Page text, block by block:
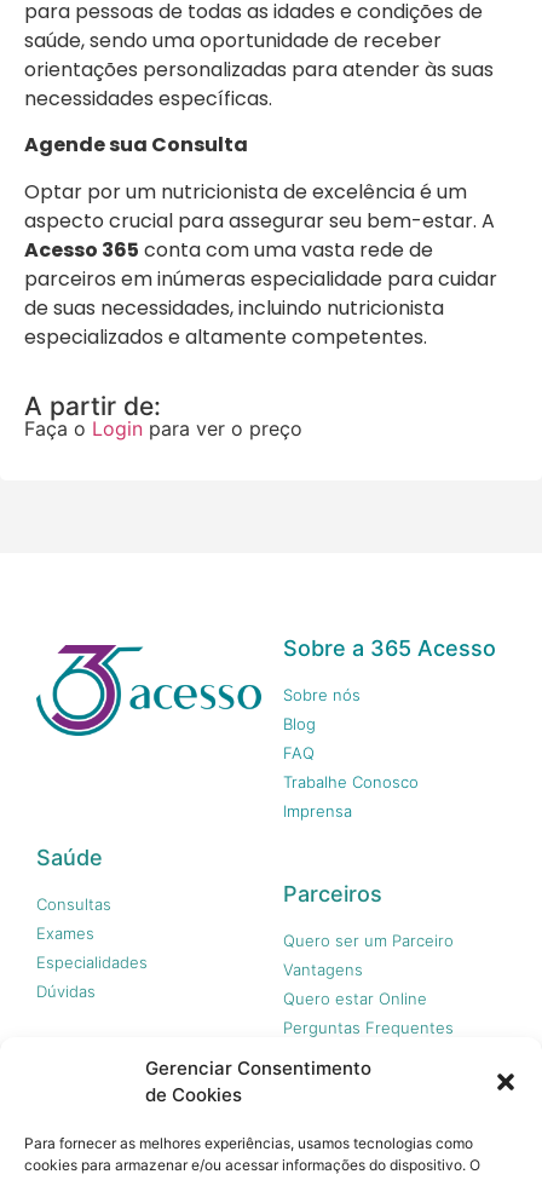
Gerenciar Consentimento
de Cookies
Para fornecer as melhores experiências, usamos tecnologias como
cookies para armazenar e/ou acessar informações do dispositivo. O
para pessoas de todas as idades e condições de
saúde, sendo uma oportunidade de receber
orientações personalizadas para atender às suas
necessidades específicas.
Agende sua Consulta
Optar por um nutricionista de excelência é um
aspecto crucial para assegurar seu bem-estar. A
Acesso 365 conta com uma vasta rede de
parceiros em inúmeras especialidade para cuidar
de suas necessidades, incluindo nutricionista
especializados e altamente competentes.
A partir de:
Faça o Login para ver o preço
Sobre a 365 Acesso
Sobre nós
Blog
FAQ
Trabalhe Conosco
Imprensa
Saúde
Consultas
Exames
Especialidades
Dúvidas
Parceiros
Quero ser um Parceiro
Vantagens
Quero estar Online
Perguntas Frequentes